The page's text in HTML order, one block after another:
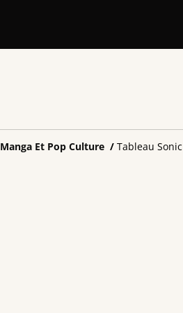
Manga Et Pop Culture / Tableau Sonic